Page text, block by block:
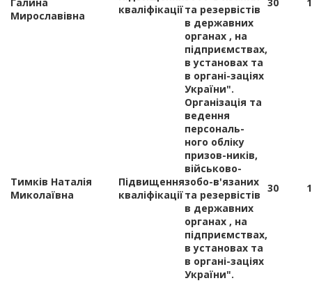
Мирославівна
кваліфікаціїта резервістів
в державних
органах , на
підприємствах,
в установах та
в органі-заціях
України".
Тимків Наталія
Миколаївна
Підвищення
кваліфікації
Організація та
ведення
персональ-
ного обліку
призов-ників,
військово-
зобо-в'язаних
та резервістів
в державних
органах , на
підприємствах,
в установах та
в органі-заціях
України".
30 1